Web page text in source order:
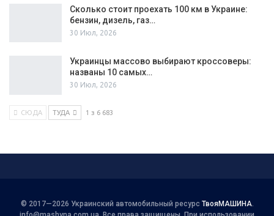
Сколько стоит проехать 100 км в Украине:
бензин, дизель, газ…
30 Июл, 2026
Украинцы массово выбирают кроссоверы:
названы 10 самых…
30 Июл, 2026
СЮДА ТУДА 1 з 6 683
© 2017—2026 Украинский автомобильный ресурс ТвояМАШИНА.